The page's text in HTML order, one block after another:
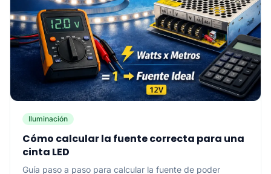
Iluminación
Cómo calcular la fuente correcta para una
cinta LED
Guía paso a paso para calcular la fuente de poder